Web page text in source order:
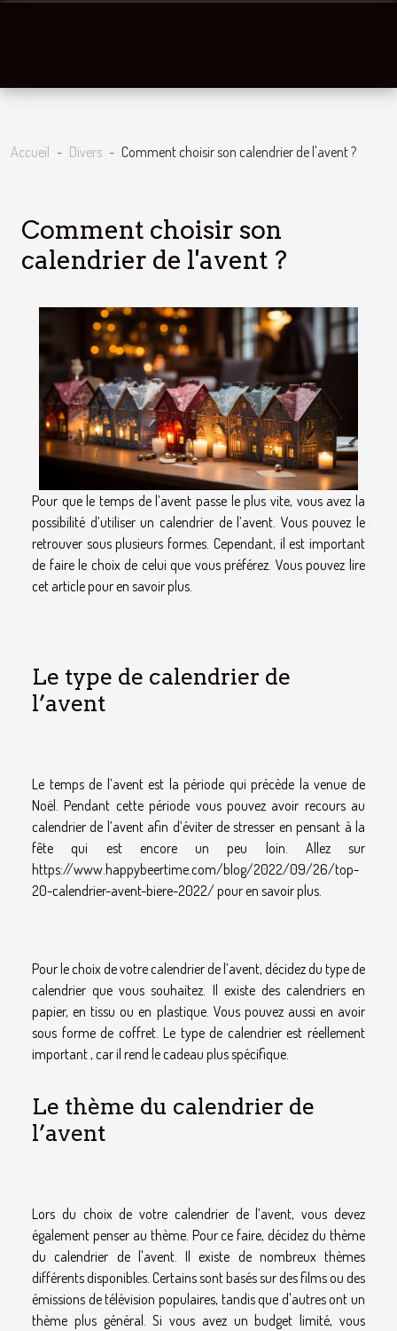
Accueil Divers Comment choisir son calendrier de l'avent ?
Comment choisir son
calendrier de l'avent ?
Pour que le temps de l’avent passe le plus vite, vous avez la
possibilité d’utiliser un calendrier de l’avent. Vous pouvez le
retrouver sous plusieurs formes. Cependant, il est important
de faire le choix de celui que vous préférez. Vous pouvez lire
cet article pour en savoir plus.
Le type de calendrier de
l’avent
Le temps de l’avent est la période qui précède la venue de
Noël. Pendant cette période vous pouvez avoir recours au
calendrier de l’avent afin d’éviter de stresser en pensant à la
fête qui est encore un peu loin. Allez sur
https://www.happybeertime.com/blog/2022/09/26/top-
20-calendrier-avent-biere-2022/pour en savoir plus.
Pour le choix de votre calendrier de l’avent, décidez du type de
calendrier que vous souhaitez. Il existe des calendriers en
papier, en tissu ou en plastique. Vous pouvez aussi en avoir
sous forme de coffret. Le type de calendrier est réellement
important , car il rend le cadeau plus spécifique.
Le thème du calendrier de
l’avent
Lors du choix de votre calendrier de l’avent, vous devez
également penser au thème. Pour ce faire, décidez du thème
du calendrier de l'avent. Il existe de nombreux thèmes
différents disponibles. Certains sont basés sur des films ou des
émissions de télévision populaires, tandis que d'autres ont un
thème plus général. Si vous avez un budget limité, vous